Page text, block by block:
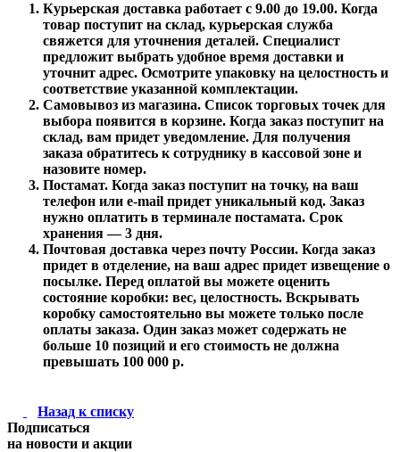
Курьерская доставка работает с 9.00 до 19.00. Когда
товар поступит на склад, курьерская служба
свяжется для уточнения деталей. Специалист
предложит выбрать удобное время доставки и
уточнит адрес. Осмотрите упаковку на целостность и
соответствие указанной комплектации.
Самовывоз из магазина. Список торговых точек для
выбора появится в корзине. Когда заказ поступит на
склад, вам придет уведомление. Для получения
заказа обратитесь к сотруднику в кассовой зоне и
назовите номер.
Постамат. Когда заказ поступит на точку, на ваш
телефон или e-mail придет уникальный код. Заказ
нужно оплатить в терминале постамата. Срок
хранения — 3 дня.
Почтовая доставка через почту России. Когда заказ
придет в отделение, на ваш адрес придет извещение о
посылке. Перед оплатой вы можете оценить
состояние коробки: вес, целостность. Вскрывать
коробку самостоятельно вы можете только после
оплаты заказа. Один заказ может содержать не
больше 10 позиций и его стоимость не должна
превышать 100 000 р.
Назад к списку
Подписаться
на новости и акции